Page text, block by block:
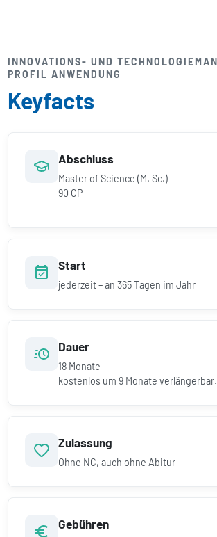
INNOVATIONS- UND
PROFIL ANWENDUNG
Keyfacts
Abschluss
Master of Science (M. Sc.)
90 CP
Start
jederzeit – an 365 Tagen im Jahr
Dauer
18 Monate
kostenlos um9 Monate verlängerbar.
Zulassung
Ohne NC, auch ohne Abitur
Gebühren